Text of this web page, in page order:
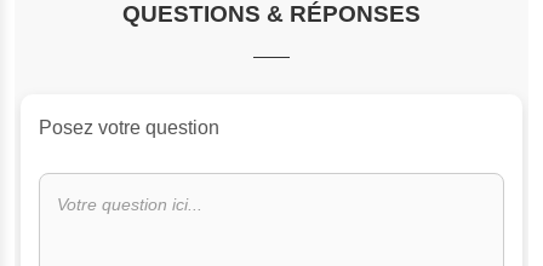
QUESTIONS & RÉPONSES
Posez votre question